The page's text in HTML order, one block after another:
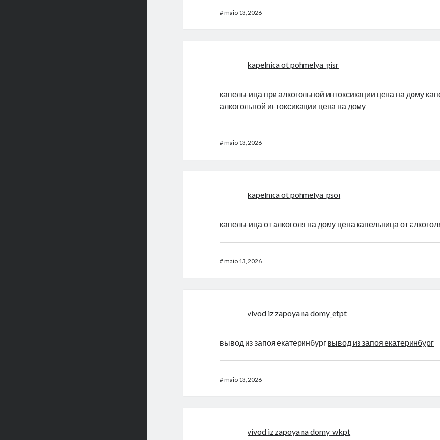
#maio 13, 2026
kapelnica ot pohmelya_gisr
капельница при алкогольной интоксикации цена на дому
алкогольной интоксикации цена на дому
#maio 13, 2026
kapelnica ot pohmelya_psoi
капельница от алкоголя на дому цена капельница от
#maio 13, 2026
vivod iz zapoya na domy_etpt
вывод из запоя екатеринбург вывод из запоя екатеринбург
#maio 13, 2026
vivod iz zapoya na domy_wkpt